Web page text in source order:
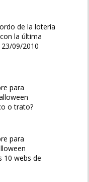
de la lotería
la última
09/2010
para
o trato?
para
10 webs de